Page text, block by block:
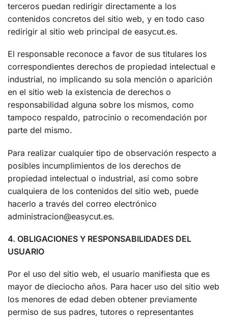
terceros puedan redirigir directamente a los
contenidos concretos del sitio web, y en todo caso
redirigir al sitio web principal de easycut.es.
El responsable reconoce a favor de sus titulares los
correspondientes derechos de propiedad intelectual e
industrial, no implicando su sola mención o aparición
en el sitio web la existencia de derechos o
responsabilidad alguna sobre los mismos, como
tampoco respaldo, patrocinio o recomendación por
parte del mismo.
Para realizar cualquier tipo de observación respecto a
posibles incumplimientos de los derechos de
propiedad intelectual o industrial, así como sobre
cualquiera de los contenidos del sitio web, puede
hacerlo a través del correo electrónico
administracion@easycut.es.
4. OBLIGACIONES Y RESPONSABILIDADES DEL
USUARIO
Por el uso del sitio web, el usuario manifiesta que es
mayor de dieciocho años. Para hacer uso del sitio web
los menores de edad deben obtener previamente
permiso de sus padres, tutores o representantes